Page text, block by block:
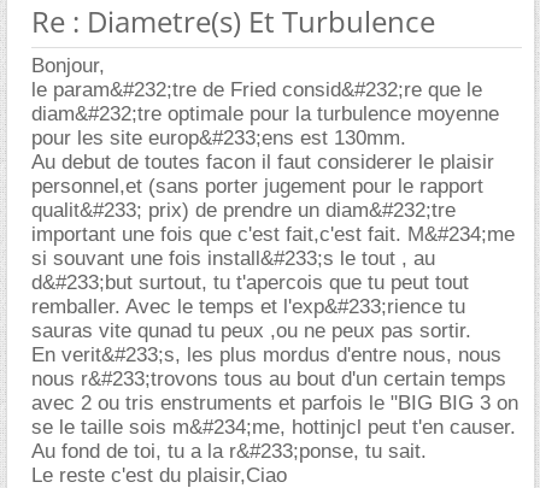
Re : Diametre(s) Et Turbulence
Bonjour,
le param&#232;tre de Fried consid&#232;re que le
diam&#232;tre optimale pour la turbulence moyenne
pour les site europ&#233;ens est 130mm.
Au debut de toutes facon il faut considerer le plaisir
personnel,et (sans porter jugement pour le rapport
qualit&#233; prix) de prendre un diam&#232;tre
important une fois que c'est fait,c'est fait. M&#234;me
si souvant une fois install&#233;s le tout , au
d&#233;but surtout, tu t'apercois que tu peut tout
remballer. Avec le temps et l'exp&#233;rience tu
sauras vite qunad tu peux ,ou ne peux pas sortir.
En verit&#233;s, les plus mordus d'entre nous, nous
nous r&#233;trovons tous au bout d'un certain temps
avec 2 ou tris enstruments et parfois le "BIG BIG 3 on
se le taille sois m&#234;me, hottinjcl peut t'en causer.
Au fond de toi, tu a la r&#233;ponse, tu sait.
Le reste c'est du plaisir,Ciao